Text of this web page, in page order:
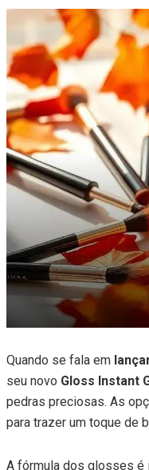
Quando se fala em
seu novo Gloss Instant
pedras preciosas. As
para trazer um toque de
A fórmula dos glosses é